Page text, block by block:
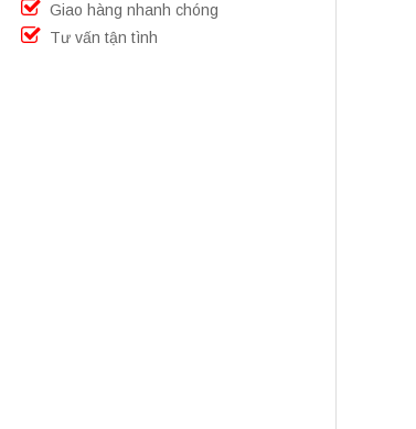
Giao hàng nhanh chóng
Tư vấn tận tình